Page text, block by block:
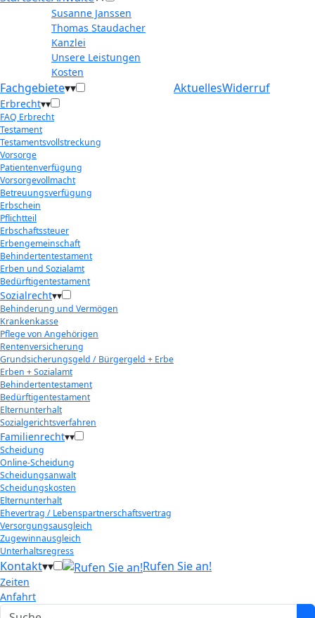
Susanne Janssen
Thomas Staudacher
Kanzlei
Unsere Leistungen
Kosten
Fachgebiete▾▾
Erbrecht▾▾
FAQ Erbrecht
Testament
Testamentsvollstreckung
Vorsorge
Patientenverfügung
Vorsorgevollmacht
Betreuungsverfügung
Erbschein
Pflichtteil
Erbschaftssteuer
Erbengemeinschaft
Behindertentestament
Erben und Sozialamt
Bedürftigentestament
Sozialrecht▾▾
Behinderung und Vermögen
Krankenkasse
Pflege von Angehörigen
Rentenversicherung
Grundsicherungsgeld / Bürgergeld + Erbe
Erben + Sozialamt
Behindertentestament
Bedürftigentestament
Elternunterhalt
Sozialgerichtsverfahren
Familienrecht▾▾
Scheidung
Online-Scheidung
Scheidungsanwalt
Scheidungskosten
Elternunterhalt
Ehevertrag / Lebenspartnerschaftsvertrag
Versorgungsausgleich
Zugewinnausgleich
Unterhaltsregress
AktuellesWiderruf
Kontakt▾▾
Zeiten
Anfahrt
Rufen Sie an!
Suchen